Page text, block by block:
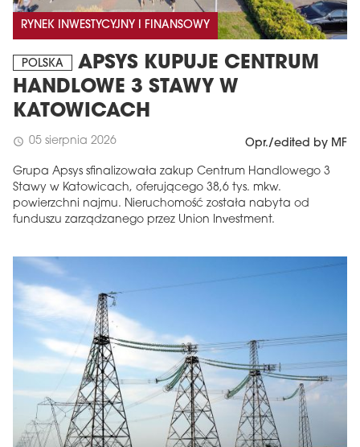
RYNEK INWESTYCYJNY I FINANSOWY
POLSKA
APSYS KUPUJE CENTRUM
HANDLOWE 3 STAWY W
KATOWICACH
schedule 05 sierpnia 2026 Opr./edited by MF
Grupa Apsys sfinalizowała zakup Centrum Handlowego 3
Stawy w Katowicach, oferującego 38,6 tys. mkw.
powierzchni najmu. Nieruchomość została nabyta od
funduszu zarządzanego przez Union Investment.
MAGAZYN
Wydanie 6 (308)